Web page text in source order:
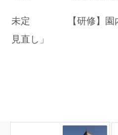
未定 【研修】園内
見直し」